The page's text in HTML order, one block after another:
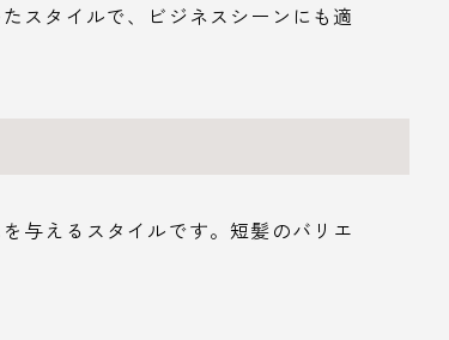
スタイルで、ビジネスシーンにも適
与えるスタイルです。短髪のバリエ